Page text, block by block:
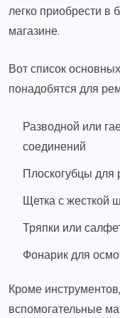
легко приобрести в
магазине.
Вот список
понадобятся для
Разводной или
соединений
Плоскогубцы для
Щетка с жесткой
Тряпки или
Фонарик для
Кроме
вспомогательные